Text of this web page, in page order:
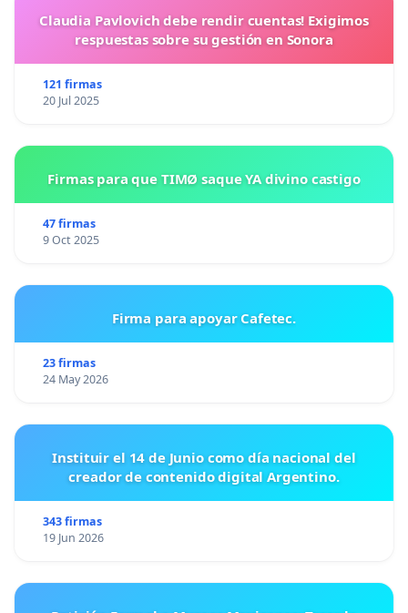
Claudia Pavlovich debe rendir cuentas! Exigimos
respuestas sobre su gestión en Sonora
121 firmas
20 Jul 2025
Firmas para que TIMØ saque YA divino castigo
47 firmas
9 Oct 2025
Firma para apoyar Cafetec.
23 firmas
24 May 2026
Instituir el 14 de Junio como día nacional del
creador de contenido digital Argentino.
343 firmas
19 Jun 2026